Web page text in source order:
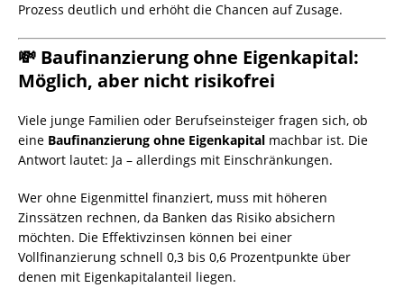
Prozess deutlich und erhöht die Chancen auf Zusage.
💸 Baufinanzierung ohne Eigenkapital:
Möglich, aber nicht risikofrei
Viele junge Familien oder Berufseinsteiger fragen sich, ob
eine Baufinanzierung ohne Eigenkapital machbar ist. Die
Antwort lautet: Ja – allerdings mit Einschränkungen.
Wer ohne Eigenmittel finanziert, muss mit höheren
Zinssätzen rechnen, da Banken das Risiko absichern
möchten. Die Effektivzinsen können bei einer
Vollfinanzierung schnell 0,3 bis 0,6 Prozentpunkte über
denen mit Eigenkapitalanteil liegen.